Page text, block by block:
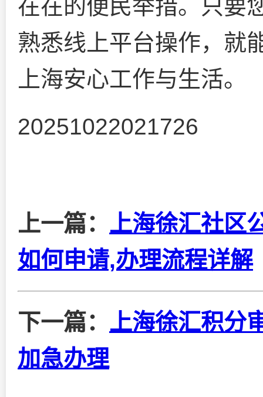
在在的便民举措。只要
熟悉线上平台操作，就
上海安心工作与生活。
20251022021726
上一篇： 上海徐汇社区
如何申请,办理流程详解
下一篇： 上海徐汇积分
加急办理